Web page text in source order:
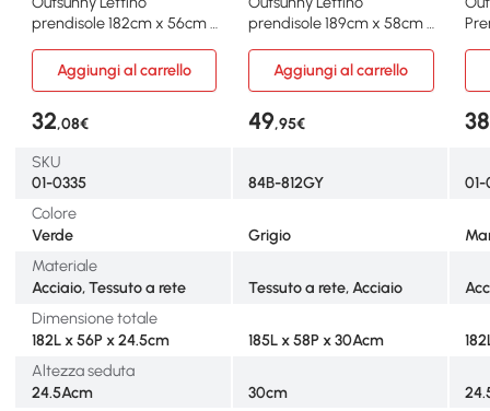
prendisole 182cm x 56cm x
prendisole 189cm x 58cm x
Aggiungi al carrello
Aggiungi al carrello
32,08€ 49,95€ 38
SKU
01-0335
84B-812GY
Colore
Verde
Grigio
Materiale
Acciaio, Tessuto a rete
Tessuto a rete, Acciaio
Dimensione totale
182L x 56P x 24.5cm
185L x 58P x 30Acm
Altezza seduta
24.5Acm
30cm